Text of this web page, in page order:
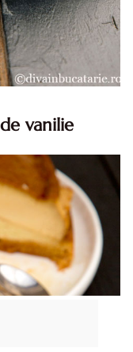
vanilie
vanilie. Reteta